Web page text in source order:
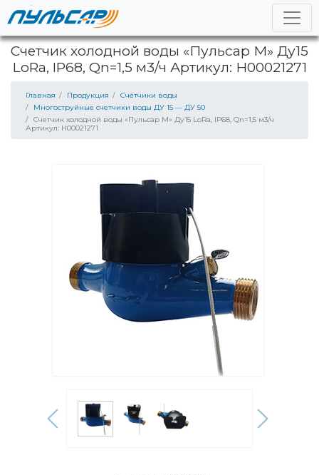
Счетчик холодной воды «Пульсар М» Ду15
LoRa, IP68, Qn=1,5 м3/ч Артикул: Н00021271
Главная Продукция
Счётчики воды
Многоструйные счетчики воды ДУ 15 — ДУ 50
Счетчик холодной воды «Пульсар М» Ду15 LoRa, IP68, Qn=1,5 м3/ч
Артикул: Н00021271